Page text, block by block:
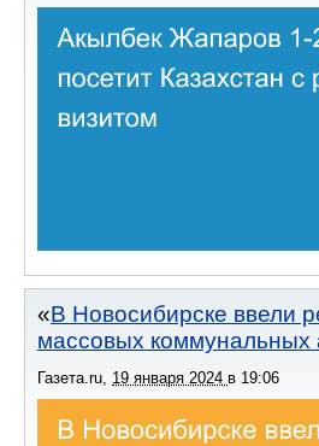
В Новосибирске ввели
массовых коммунальных
Газета.ru 19 января 2024 в 19:06